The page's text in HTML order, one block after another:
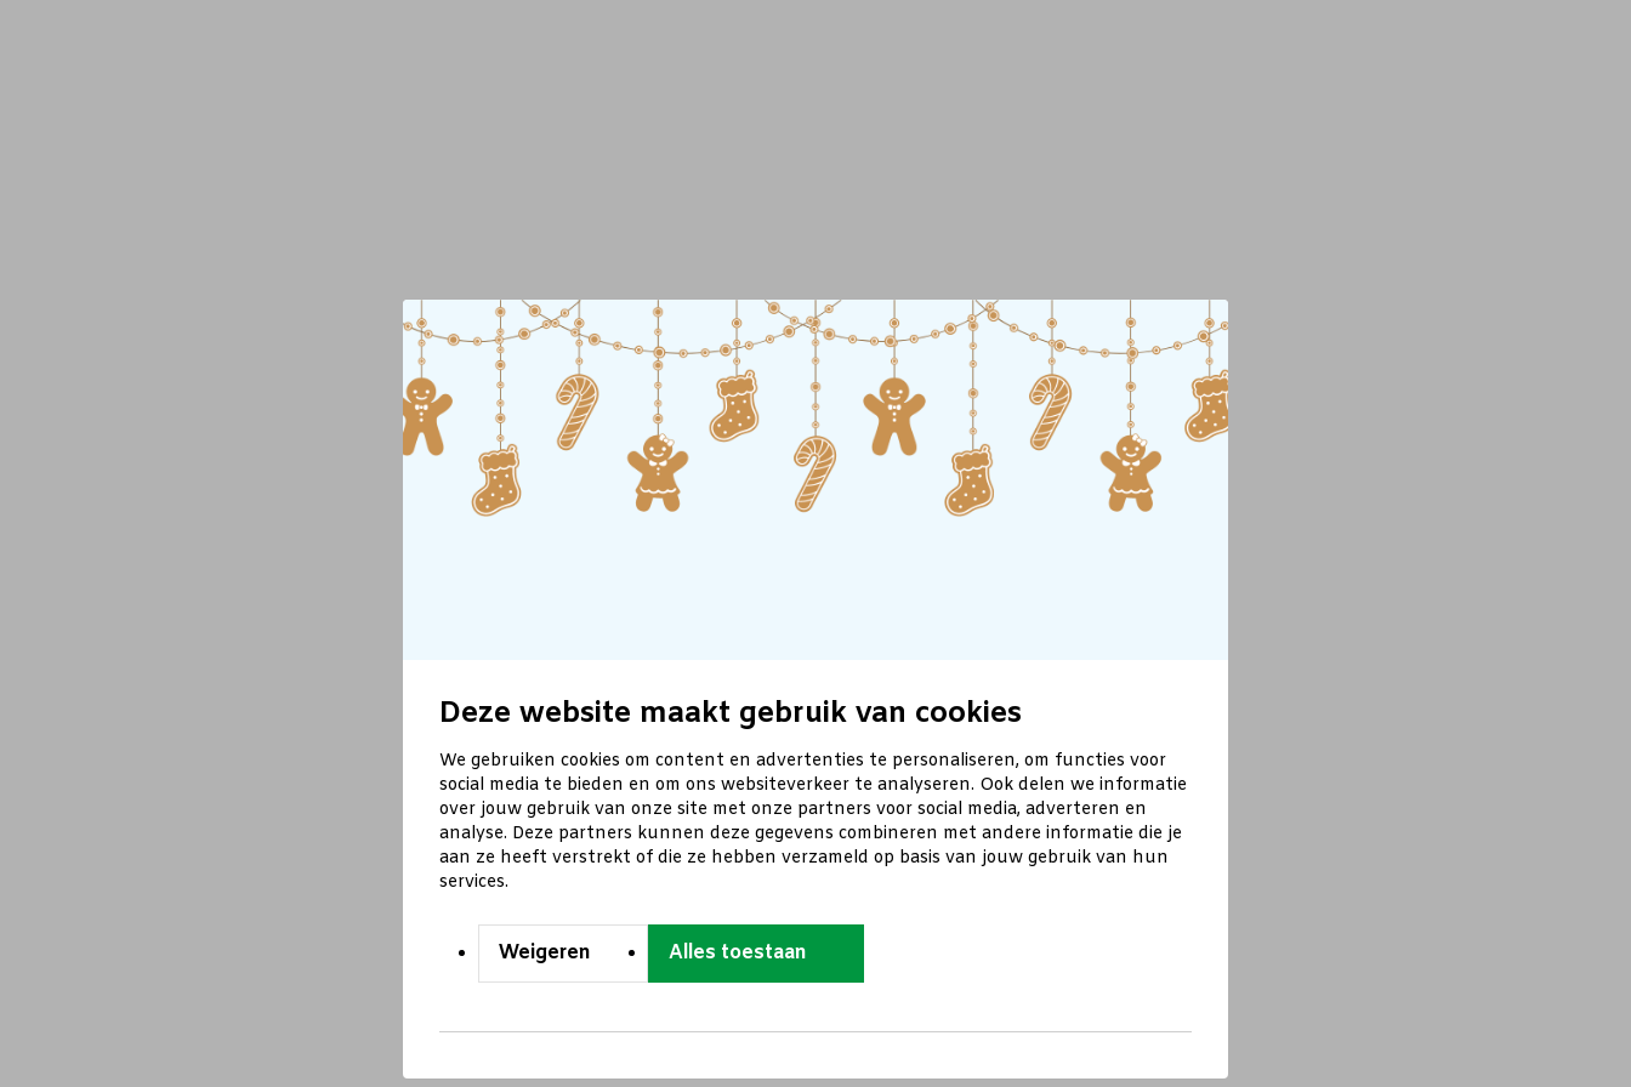
Deze website maakt gebruik van cookies
We gebruiken cookies om content en advertenties te personaliseren, om functies voor
social media te bieden en om ons websiteverkeer te analyseren. Ook delen we informatie
over jouw gebruik van onze site met onze partners voor social media, adverteren en
analyse. Deze partners kunnen deze gegevens combineren met andere informatie die je
aan ze heeft verstrekt of die ze hebben verzameld op basis van jouw gebruik van hun
services.
Weigeren Alles toestaan